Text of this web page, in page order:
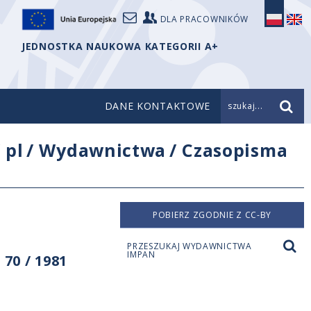
DLA PRACOWNIKÓW
JEDNOSTKA NAUKOWA KATEGORII A+
DANE KONTAKTOWE szukaj...
pl /Wydawnictwa / Czasopisma
/ 1981
POBIERZ ZGODNIE Z CC-BY
PRZESZUKAJ WYDAWNICTWA
IMPAN